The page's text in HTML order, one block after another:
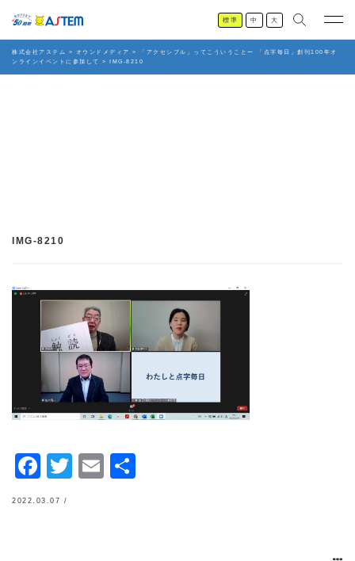
標準 中 大
株式会社アステム > オウンドメディア >
「アクセシブル」ってこういうことー 「点字毎日」創刊100年オ
ンラインイベントに参加して
> IMG-8210
IMG-8210
Facebook
Twitter
Email
2022.03.07 /